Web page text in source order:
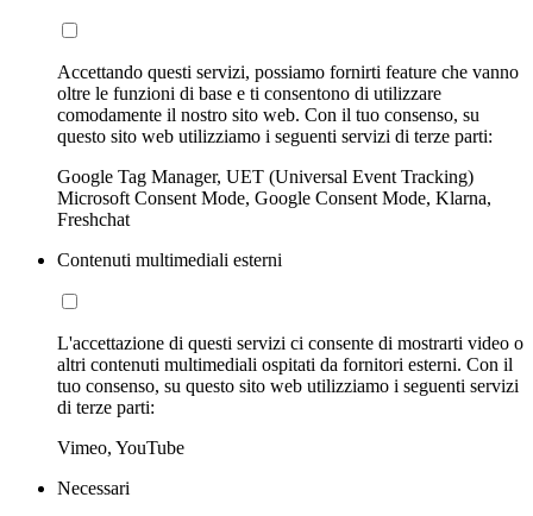
Accettando questi servizi, possiamo fornirti feature che vanno
oltre le funzioni di base e ti consentono di utilizzare
comodamente il nostro sito web. Con il tuo consenso, su
questo sito web utilizziamo i seguenti servizi di terze parti:
Google Tag Manager, UET (Universal Event Tracking)
Microsoft Consent Mode, Google Consent Mode, Klarna,
Freshchat
Contenuti multimediali esterni
L'accettazione di questi servizi ci consente di mostrarti video o
altri contenuti multimediali ospitati da fornitori esterni. Con il
tuo consenso, su questo sito web utilizziamo i seguenti servizi
di terze parti:
Vimeo, YouTube
Necessari